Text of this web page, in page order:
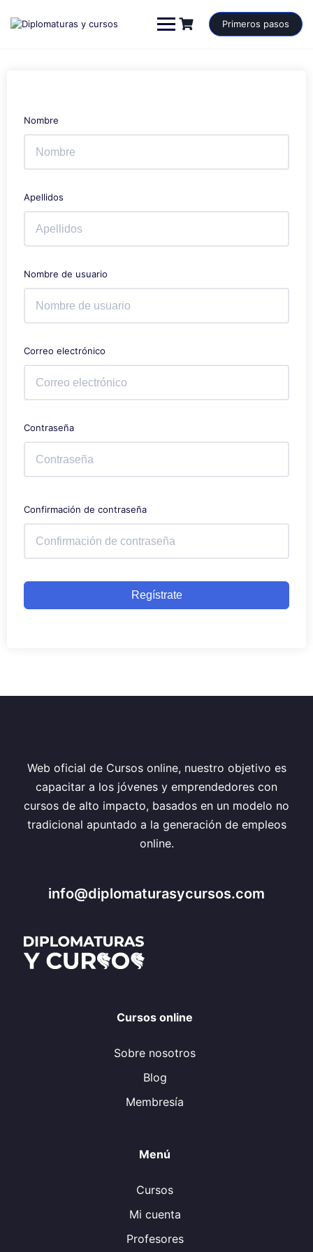
contenido
Primeros pasos
Nombre
Apellidos
Nombre de usuario
Correo electrónico
Contraseña
Confirmación de contraseña
Regístrate
Web oficial de Cursos online, nuestro objetivo es
capacitar a los jóvenes y emprendedores con
cursos de alto impacto, basados en un modelo no
tradicional apuntado a la generación de empleos
online.
info@diplomaturasycursos.com
Cursos online
Sobre nosotros
Blog
Membresía
Menú
Cursos
Mi cuenta
Profesores